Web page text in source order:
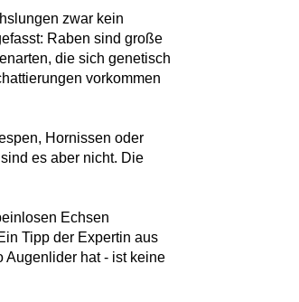
zwar kein
Raben sind große
die sich genetisch
vorkommen
Hornissen oder
es aber nicht. Die
Echsen
Tipp der Expertin aus
Augenlider hat - ist keine